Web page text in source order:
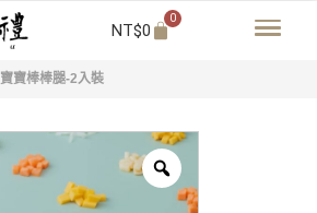
NT$0
0
寶寶棒棒腿-2入裝